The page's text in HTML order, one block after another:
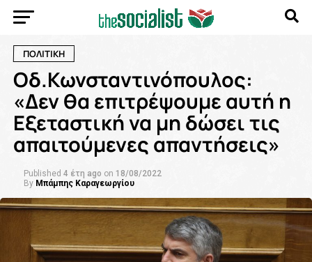
ΠΟΛΙΤΙΚΗ
Οδ.Κωνσταντινόπουλος:
«Δεν θα επιτρέψουμε αυτή η
Εξεταστική να μη δώσει τις
απαιτούμενες απαντήσεις»
Published 4 έτη ago on 18/08/2022
By Μπάμπης Καραγεωργίου